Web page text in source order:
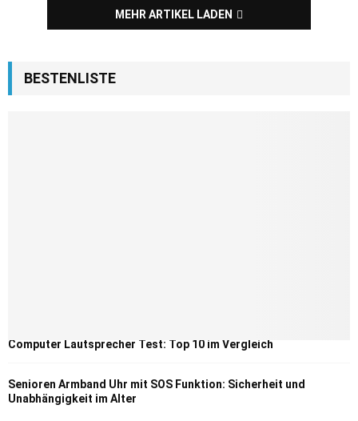
MEHR ARTIKEL LADEN
BESTENLISTE
Computer Lautsprecher Test: Top 10 im Vergleich
Senioren Armband Uhr mit SOS Funktion: Sicherheit und
Unabhängigkeit im Alter